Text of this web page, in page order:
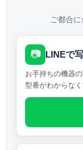
ご都合
📷 LINEで
お手持ちの機器
型番がわからなく